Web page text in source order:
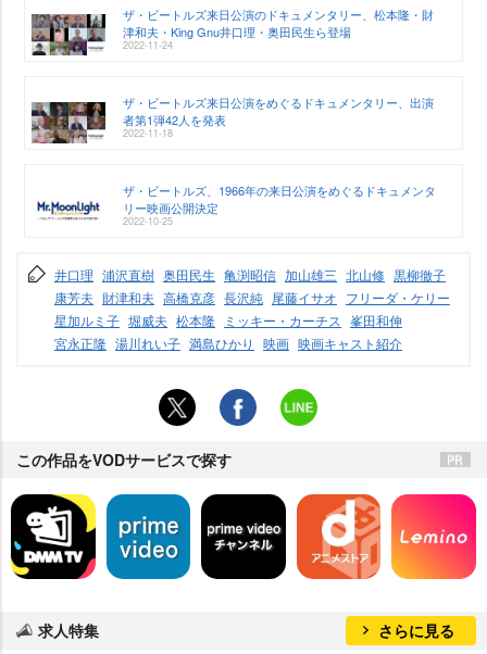
ザ・ビートルズ来日公演のドキュメンタリー、松本隆・財
津和夫・King Gnu井口理・奥田民生ら登場
2022-11-24
ザ・ビートルズ来日公演をめぐるドキュメンタリー、出演
者第1弾42人を発表
2022-11-18
ザ・ビートルズ、1966年の来日公演をめぐるドキュメンタ
リー映画公開決定
2022-10-25
井口理 浦沢直樹 奥田民生 亀渕昭信 加山雄三 北山修 黒柳徹子
康芳夫 財津和夫 高橋克彦 長沢純 尾藤イサオ フリーダ・ケリー
星加ルミ子 堀威夫 松本隆 ミッキー・カーチス 峯田和伸
宮永正隆 湯川れい子 満島ひかり 映画 映画キャスト紹介
この作品をVODサービスで探す
求人特集 さらに見る